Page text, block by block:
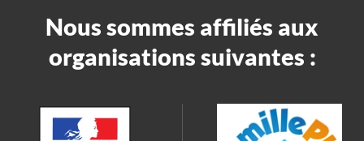
Nous sommes affiliés aux
organisations suivantes :